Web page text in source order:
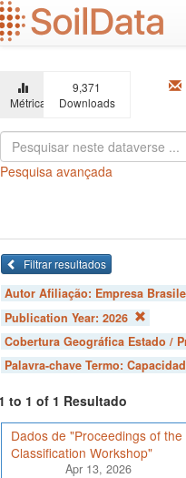
Ir
para
o
principal
Métricas
9,371
Downloads
Pesquisa avançada
Filtrar resultados
Autor Afiliação: Empresa
Publication Year: 2026
Cobertura Geográfica Estado /
Palavra-chave Termo:
to 1 of 1 Resultado
Dados de "Proceedings of
Classification Workshop"
Apr 13, 2026